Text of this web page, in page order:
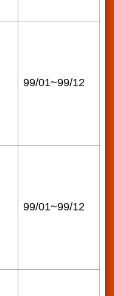
99/01~99/12
99/01~99/12